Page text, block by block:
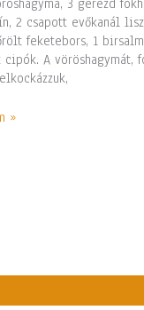
2 csapott evőkanál
feketebors, 1
A vöröshagymát,
»